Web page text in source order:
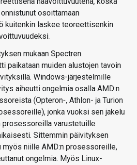
osoittamaan
kuitenkin laskee teoreettisenkin
mukaan Spectren
paikataan muiden alustojen tavoin
Windows-järjestelmille
aiheutti ongelmia osalla AMD:n
(Opteron-, Athlon- ja Turion
jonka vuoksi sen jakelu
prosessoreilla varustetuille
Sittemmin päivityksen
myös niille AMD:n prosessoreille,
ongelmia. Myös Linux-